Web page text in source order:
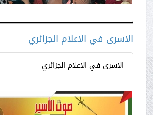
الاسرى في الاعلام الجزائري
الاسرى في الاعلام الجزائري